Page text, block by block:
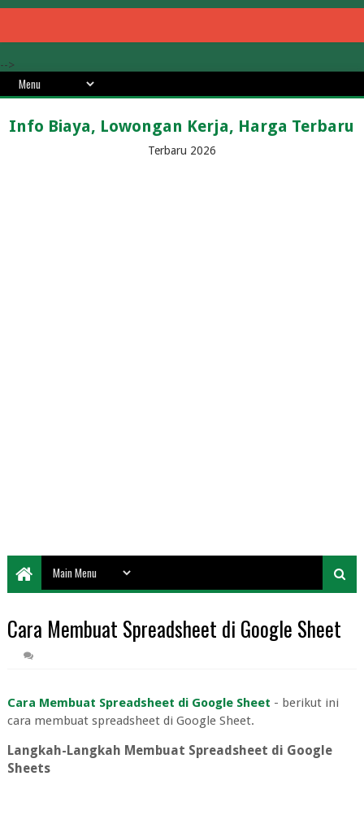
-->
Info Biaya, Lowongan Kerja, Harga Terbaru
Terbaru 2026
Cara Membuat Spreadsheet di Google Sheet
Cara Membuat Spreadsheet di Google Sheet - berikut ini
cara membuat spreadsheet di Google Sheet.
Langkah-Langkah Membuat Spreadsheet di Google
Sheets